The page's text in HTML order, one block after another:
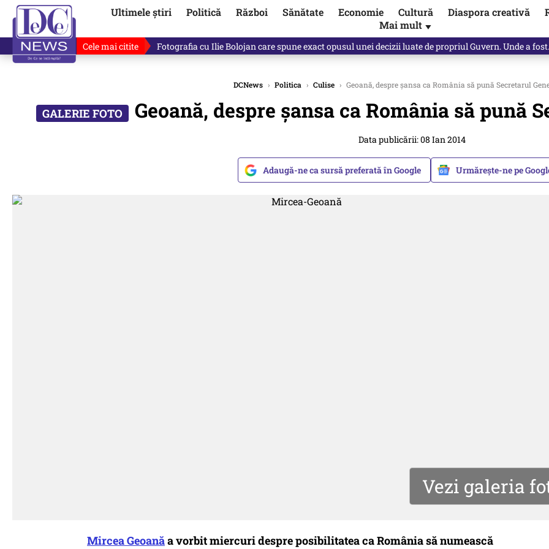
Ultimele știri Politică Război Sănătate Economie Cultură Diaspora creativă
Mai mult ▼
Cele mai citite Ilie Bolojan, gafă în direct despre „omul harnic“ / video
DCNews › Politica › Culise › Geoană, despre șansa ca România să pună Secretarul
Geoană, despre șansa ca România să pună
Data publicării: 08 Ian 2014
Adaugă-ne ca sursă preferată în Google Urmărește-ne pe
Vezi galeria
Mircea Geoanăa vorbit miercuri despre posibilitatea ca România să numească